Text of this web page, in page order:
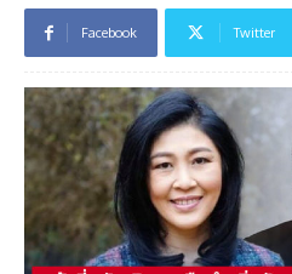
Facebook Twitter